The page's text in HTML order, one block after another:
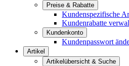
Preise & Rabatte
Kundenspezifische
Kundenrabatte
Kundenkonto
Kundenpasswort
Artikel
Artikelübersicht & Suche